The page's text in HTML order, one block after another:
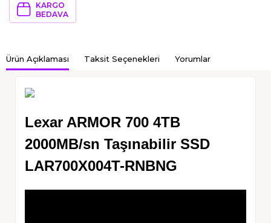
KARGO
BEDAVA
Ürün Açıklaması Taksit Seçenekleri Yorumlar
Lexar ARMOR 700 4TB
2000MB/sn Taşınabilir SSD
LAR700X004T-RNBNG